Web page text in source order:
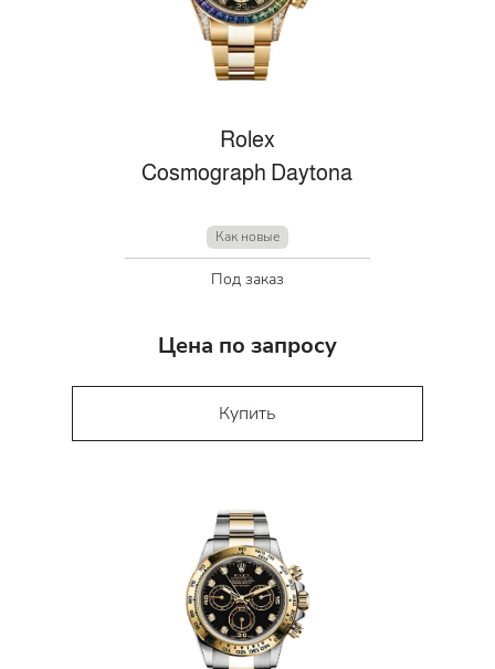
Rolex
Cosmograph Daytona
Как новые
Под заказ
Цена по запросу
Купить